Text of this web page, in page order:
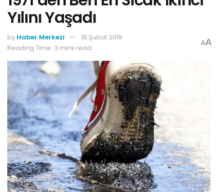
Yılını Yaşadı
by Haber Merkezi
18 Şubat 2019
Reading Time: 3 mins read
AA